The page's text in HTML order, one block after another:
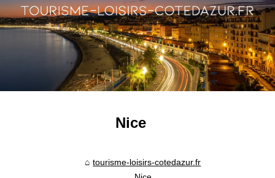
Nice
tourisme-loisirs-cotedazur.fr